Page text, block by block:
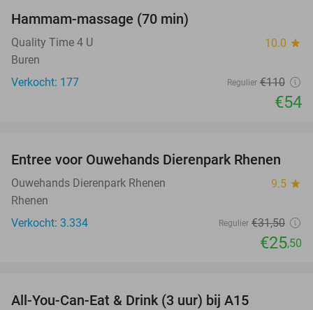
Hammam-massage (70 min)
Quality Time 4 U 10.0 star
Buren
Verkocht: 177
Regulier €110
€54
19%
Entree voor Ouwehands Dierenpark Rhenen
Ouwehands Dierenpark Rhenen 9.5 star
Rhenen
Verkocht: 3.334
Regulier €31,50
€25,50
All-You-Can-Eat & Drink (3 uur) bij A15